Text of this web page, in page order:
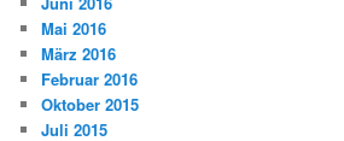
Mai 2016
März 2016
Februar 2016
Oktober 2015
Juli 2015